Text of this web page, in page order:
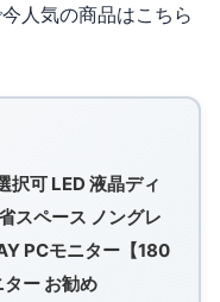
人気の商品はこちら
択可 LED 液晶ディ
スペース ノングレ
PCモニター【180
ー お勧め